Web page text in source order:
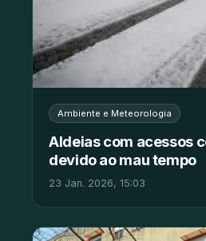
Ambiente e Meteorologia
Aldeias com acessos
devido ao mau tempo
23 Jan. 2026, 15:03